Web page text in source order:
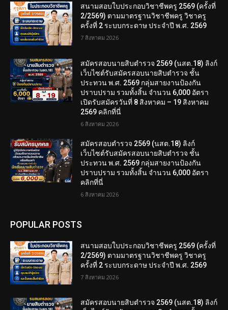
สนามสอบใบประกอบวิชาชีพครู 2569 (ครั้งที่
2/2569) ตามมาตรฐานวิชาชีพครู วิชาครู
ครั้งที่ 2 ระบบกระดาษ ประจำปี พ.ศ. 2569
7 สิงหาคม 2026
สมัครสอบนายสิบตำรวจ 2569 (นสต.18) ลิงก์
เว็บไซต์รับสมัครสอบนายสิบตำรวจ ชั้น
ประทวน พ.ศ. 2569 กลุ่มสายงานป้องกัน
ปราบปราม รวมทั้งสิ้น จำนวน 6,000 อัตรา
เปิดรับสมัครวันที่ 8 สิงหาคม – 19 สิงหาคม
2569 คลิกที่นี่
6 สิงหาคม 2026
สมัครสอบตํารวจ 2569 (นสต.18) ลิงก์
เว็บไซต์รับสมัครสอบนายสิบตำรวจ ชั้น
ประทวน พ.ศ. 2569 กลุ่มสายงานป้องกัน
ปราบปราม รวมทั้งสิ้น จำนวน 6,000 อัตรา
คลิกที่นี่
6 สิงหาคม 2026
POPULAR POSTS
สนามสอบใบประกอบวิชาชีพครู 2569 (ครั้งที่
2/2569) ตามมาตรฐานวิชาชีพครู วิชาครู
ครั้งที่ 2 ระบบกระดาษ ประจำปี พ.ศ. 2569
7 สิงหาคม 2026
สมัครสอบนายสิบตำรวจ 2569 (นสต.18) ลิงก์